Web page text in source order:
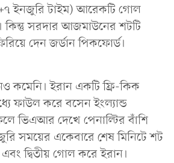
ইনজুরি টাইম) আরেকটি গোল
কিন্তু সরদার আজমাউনের শটটি
দেন জর্ডান পিকফোর্ড।
কমেনি। ইরান একটি ফ্রি-কিক
ফাউল করে বসেন ইংল্যান্ড
ভিএআর দেখে পেনাল্টির বাঁশি
সময়ের একেবারে শেষ মিনিটে শট
এবং দ্বিতীয় গোল করে ইরান।